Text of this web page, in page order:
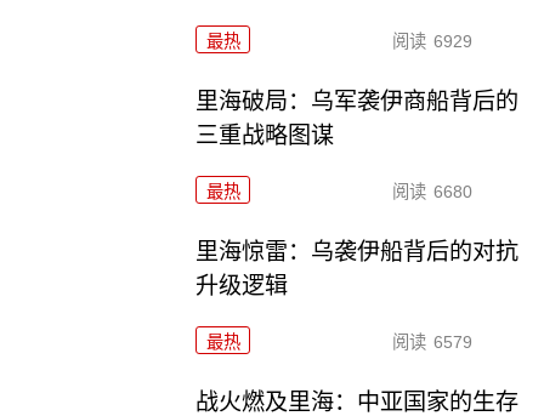
最热 阅读 6929
里海破局：乌军袭伊商船背后的
三重战略图谋
最热 阅读 6680
里海惊雷：乌袭伊船背后的对抗
升级逻辑
最热 阅读 6579
战火燃及里海：中亚国家的生存